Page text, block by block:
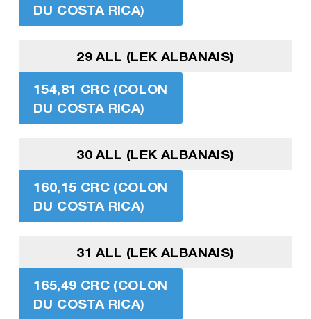
DU COSTA RICA)
29 ALL (LEK ALBANAIS)
154,81 CRC (COLON
DU COSTA RICA)
30 ALL (LEK ALBANAIS)
160,15 CRC (COLON
DU COSTA RICA)
31 ALL (LEK ALBANAIS)
165,49 CRC (COLON
DU COSTA RICA)